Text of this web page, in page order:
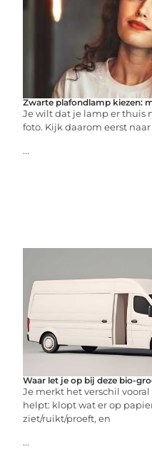
Zwarte plafondlamp kiezen:
Je wilt dat je lamp er thuis
foto. Kijk daarom eerst
...
Waar let je op bij deze bio-
Je merkt het verschil
helpt: klopt wat er op
ziet/ruikt/proeft, en
...